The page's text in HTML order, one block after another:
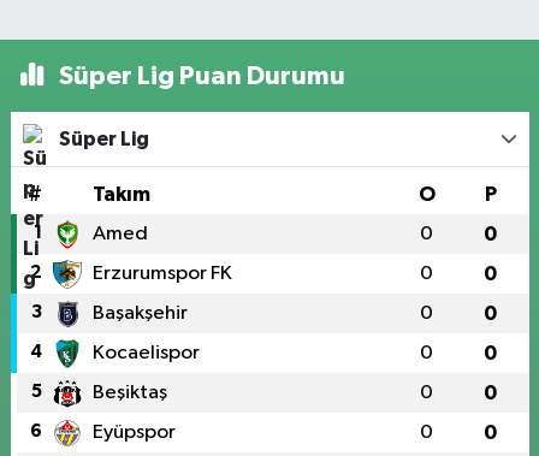
Süper Lig Puan Durumu
Süper Lig
# Takım O P
1 Amed 0 0
2 Erzurumspor FK 0 0
3 Başakşehir 0 0
4 Kocaelispor 0 0
5 Beşiktaş 0 0
6 Eyüpspor 0 0